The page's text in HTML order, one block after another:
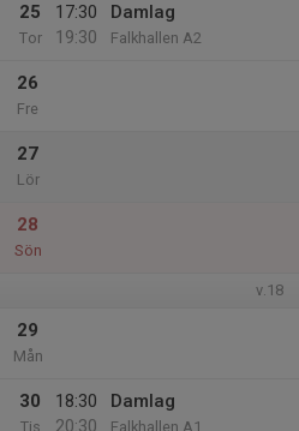
25
Tor
17:30
19:30
Damlag
Falkhallen A2
26
Fre
27
Lör
28
Sön
v.18
29
Mån
30
Tis
18:30
20:30
Damlag
Falkhallen A1